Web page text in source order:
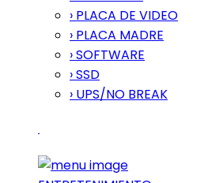
› PLACA DE VIDEO
› PLACA MADRE
› SOFTWARE
› SSD
› UPS/NO BREAK